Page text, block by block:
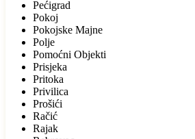
Pećigrad
Pokoj
Pokojske Majne
Polje
Pomoćni Objekti
Prisjeka
Pritoka
Privilica
Prošići
Račić
Rajak